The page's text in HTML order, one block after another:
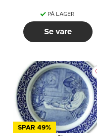
PÅ LAGER
Se vare
SPAR 49%